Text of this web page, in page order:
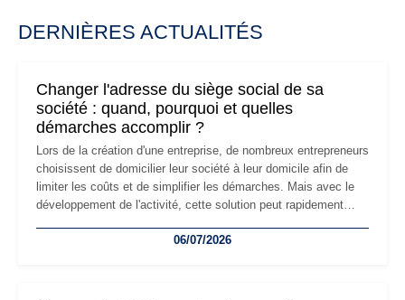
DERNIÈRES ACTUALITÉS
Changer l'adresse du siège social de sa
société : quand, pourquoi et quelles
démarches accomplir ?
Lors de la création d'une entreprise, de nombreux entrepreneurs
choisissent de domicilier leur société à leur domicile afin de
limiter les coûts et de simplifier les démarches. Mais avec le
développement de l'activité, cette solution peut rapidement
professionnels, recrutement, image de marque… Le
06/07/2026